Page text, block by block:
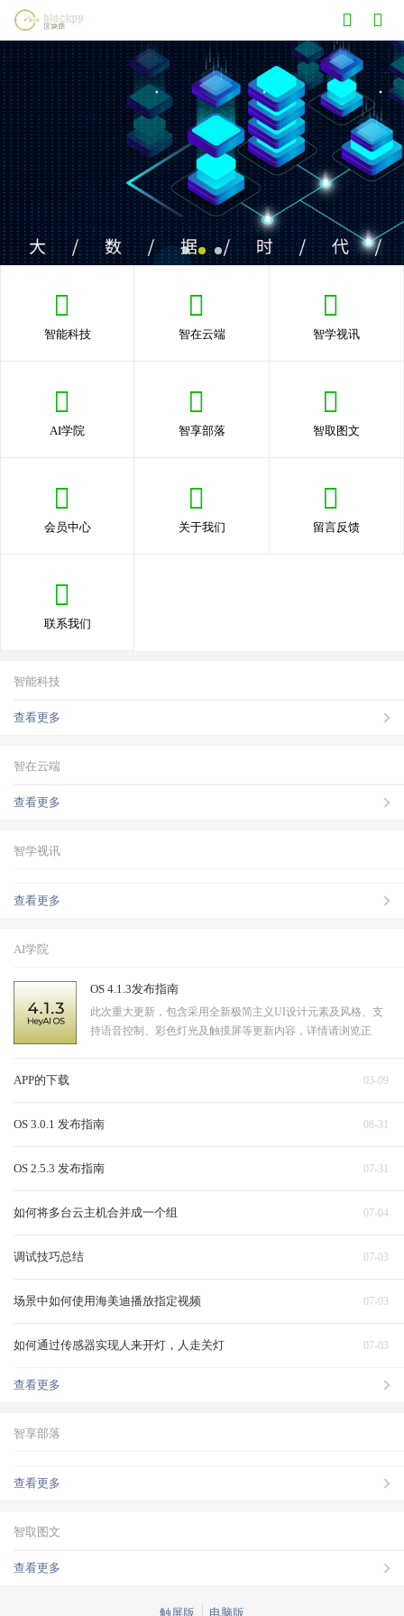
智能科技 智在云端 智学视讯
AI学院 智享部落 智取图文
会员中心 关于我们 留言反馈
联系我们
智能科技
查看更多
智在云端
查看更多
智学视讯
查看更多
AI学院
OS 4.1.3发布指南
此次重大更新，包含采用全新极简主义UI设计元素及风格、支
持语音控制、彩色灯光及触摸屏等更新内容，详情请浏览正
03-09
APP的下载
08-31
OS 3.0.1 发布指南
07-31
OS 2.5.3 发布指南
07-04
如何将多台云主机合并成一个组
07-03
调试技巧总结
07-03
场景中如何使用海美迪播放指定视频
07-03
如何通过传感器实现人来开灯，人走关灯
查看更多
智享部落
查看更多
智取图文
查看更多
触屏版 电脑版